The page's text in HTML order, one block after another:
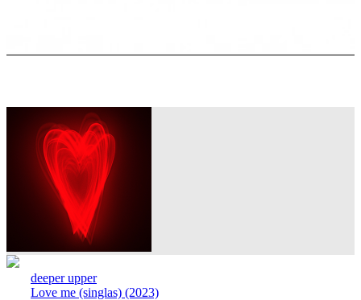
deeper upper
Love me (singlas) (2023)